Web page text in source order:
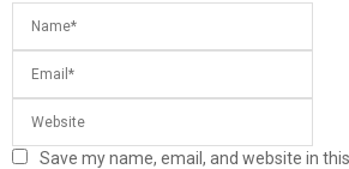
Save my name, email, and website in